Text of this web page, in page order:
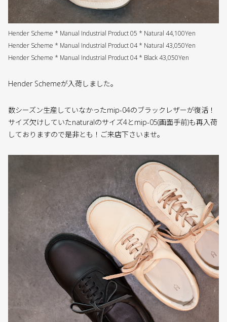
Hender Scheme * Manual Industrial Product 05 * Natural 44,100Yen
Hender Scheme * Manual Industrial Product 04 * Natural 43,050Yen
Hender Scheme * Manual Industrial Product 04 * Black 43,050Yen
Hender Schemeが入荷しました。
数シーズン生産していなかったmip-04のブラックレザーが復活！
サイズ欠けしていたnaturalのサイズ4とmip-05(画面手前)も再入荷
しておりますので是非とも！ご来店下さいませ。